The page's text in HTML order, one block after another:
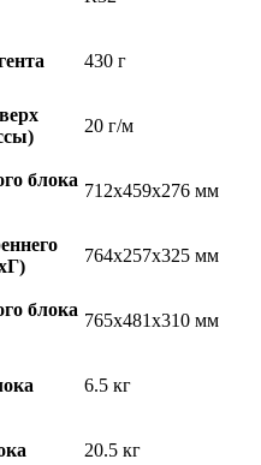
430 г
20 г/м
блока
712x459x276 мм
764x257x325 мм
блока
765x481x310 мм
6.5 кг
20.5 кг